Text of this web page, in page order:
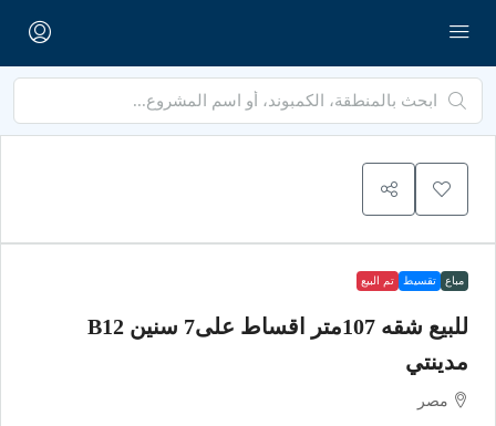
مباع تقسيط تم البيع
للبيع شقه 107متر اقساط على7 سنين B12
مدينتي
مصر